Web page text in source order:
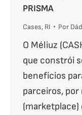
PRISMA
Cases, RI Por
O Méliuz
que constrói
benefícios
parceiros,
(marketplace)